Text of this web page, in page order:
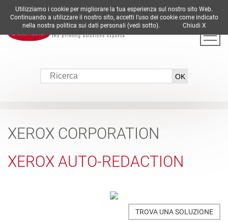
DE EN ES FR IT
XEROX CORPORATION
XEROX AUTO-REDACTION
TROVA UNA SOLUZIONE
Utilizziamo i cookie per migliorare la tua esperienza sul nostro sito Web.
Continuando a utilizzare il nostro sito, accetti l'uso dei cookie come indicato
nella nostra politica sui dati personali (vedi sotto). Chiudi X